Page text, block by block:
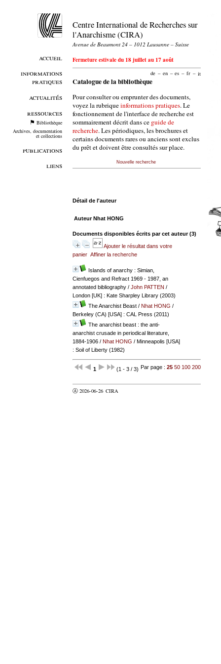
accueil
informations
pratiques
actualités
ressources
Bibliothèque
Archives, documentation
et collections
publications
liens
Centre International de Recherches sur
l'Anarchisme (CIRA)
Avenue de Beaumont 24 – 1012 Lausanne – Suisse
Fermeture estivale du 18 juillet au 17 août
de – en – es – fr – it
Catalogue de la bibliothèque
Pour consulter ou emprunter des documents,
voyez la rubriqueinformations pratiques. Le
fonctionnement de l'interface de recherche est
sommairement décrit dans ce guide de
recherche. Les périodiques, les brochures et
certains documents rares ou anciens sont exclus
du prêt et doivent être consultés sur place.
Nouvelle recherche
Détail de l'auteur
Auteur Nhat HONG
Documents disponibles écrits par cet auteur (3)
Ajouter le résultat dans votre
panier Affiner la recherche
Islands of anarchy : Simian,
Cienfuegos and Refract 1969 - 1987, an
annotated bibliography/ John PATTEN /
London [UK] : Kate Sharpley Library (2003)
The Anarchist Beast/ Nhat HONG /
Berkeley (CA) [USA] : CAL Press (2011)
The anarchist beast : the anti-
anarchist crusade in periodical literature,
1884-1906/ Nhat HONG / Minneapolis [USA]
: Soil of Liberty (1982)
1 (1 - 3 / 3) Par page : 25 50 100 200
Ⓐ 2026-06-26 CIRA